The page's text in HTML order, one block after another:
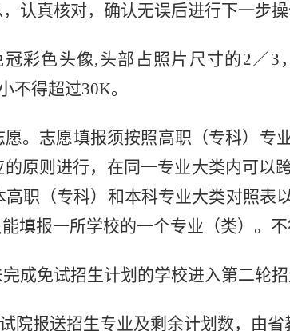
认真核对，确认无误后进行下一步
冠彩色头像,头部占照片尺寸的2／
不得超过30K。
愿。志愿填报须按照高职（专科）专
原则进行，在同一专业大类内可以
高职（专科）和本科专业大类对照表
填报一所学校的一个专业（类）。
成免试招生计划的学校进入第二轮招
院报送招生专业及剩余计划数，由省